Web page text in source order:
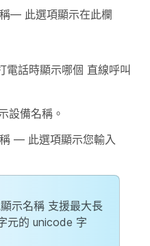
— 此選項顯示在此欄
電話時顯示哪個 直線呼叫
設備名稱。
— 此選項顯示您輸入
示名稱 支援最大長
元的 unicode 字